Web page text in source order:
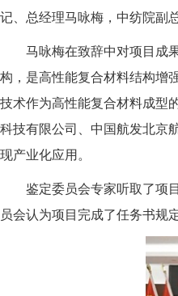
记、总经理马咏梅，中纺院副
马咏梅在致辞中对项目成果
构，是高性能复合材料结构增
技术作为高性能复合材料成型
科技有限公司、中国航发北京
现产业化应用。
鉴定委员会专家听取了项目
员会认为项目完成了任务书规